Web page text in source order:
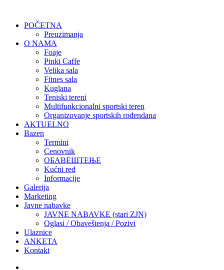
POČETNA
Preuzimanja
O NAMA
Foaje
Pinki Caffe
Velika sala
Fitnes sala
Kuglana
Teniski tereni
Multifunkcionalni sportski teren
Organizovanje sportskih rođendana
AKTUELNO
Bazen
Termini
Cenovnik
ОБАВЕШТЕЊЕ
Kućni red
Informacije
Galerija
Marketing
Javne nabavke
JAVNE NABAVKE (stari ZJN)
Oglasi / Obaveštenja / Pozivi
Ulaznice
ANKETA
Kontakt